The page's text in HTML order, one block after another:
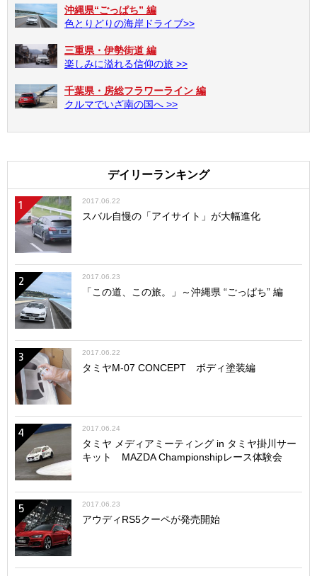
沖縄県“ごっぱち” 編
色とりどりの海岸ドライブ>>
三重県・伊勢街道 編
楽しみに溢れる信仰の旅 >>
千葉県・房総フラワーライン 編
クルマでいざ南の国へ >>
デイリーランキング
1 2017.06.22
スバル自慢の「アイサイト」が大幅進化
2 2017.06.23
「この道、この旅。」～沖縄県 “ごっぱち” 編
3 2017.06.22
タミヤM-07 CONCEPT ボディ塗装編
4 2017.06.24
タミヤ メディアミーティング in タミヤ掛川サー
キット MAZDA Championshipレース体験会
5 2017.06.23
アウディRS5クーペが発売開始